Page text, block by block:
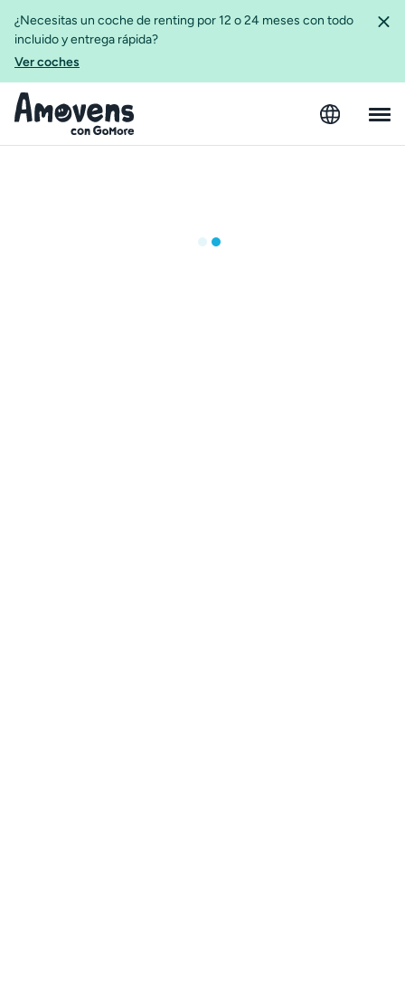
¿Necesitas un coche de renting por 12 o 24 meses con todo
incluido y entrega rápida?
Ver coches